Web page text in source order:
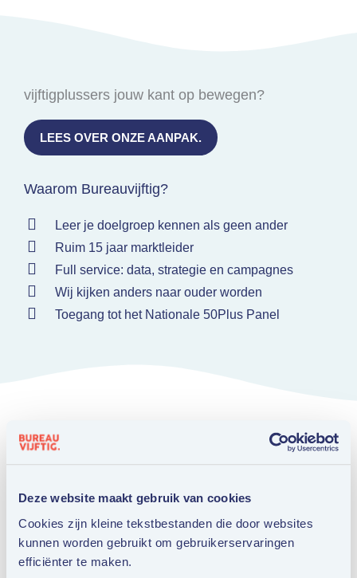
Deze website maakt gebruik van cookies
Cookies zijn kleine tekstbestanden die door websites
kunnen worden gebruikt om gebruikerservaringen
efficiënter te maken.
vijftigplussers jouw kant op bewegen?
LEES OVER ONZE AANPAK.
Waarom Bureauvijftig?
Leer je doelgroep kennen als geen ander
Ruim 15 jaar marktleider
Full service: data, strategie en campagnes
Wij kijken anders naar ouder worden
Toegang tot het Nationale 50Plus Panel
Ook interessant voor jou.